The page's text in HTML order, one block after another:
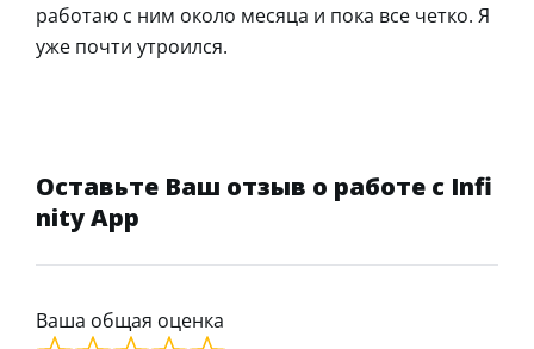
работаю с ним около месяца и пока все четко. Я
уже почти утроился.
Оставьте Ваш отзыв о работе с Infi
nity App
Ваша общая оценка